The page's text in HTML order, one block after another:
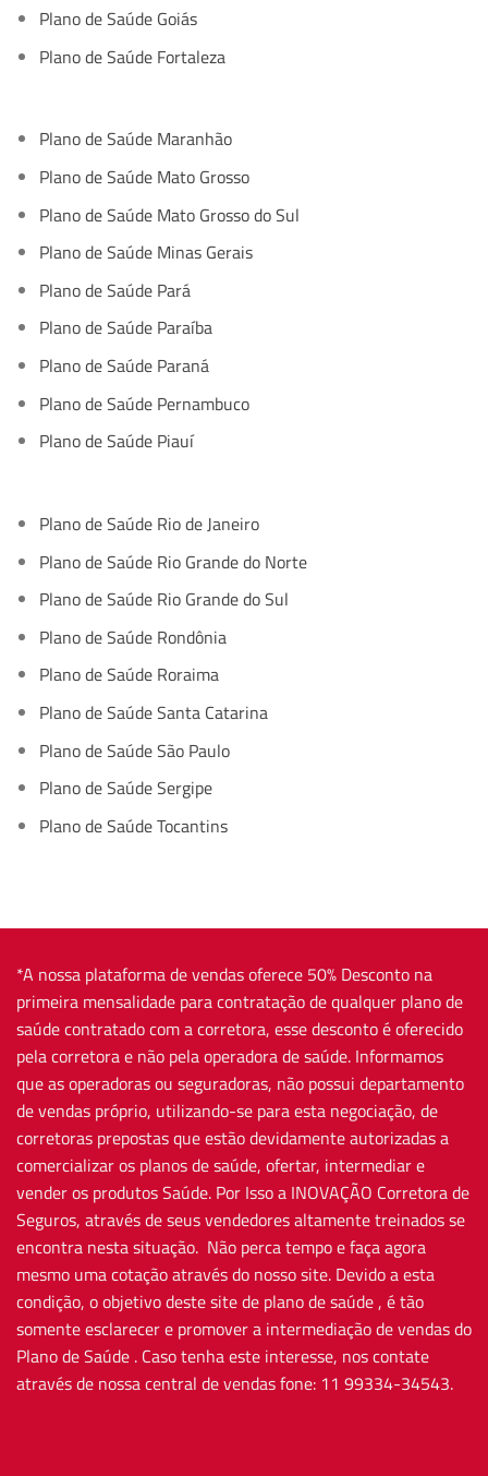
Plano de Saúde Goiás
Plano de Saúde Fortaleza
Plano de Saúde Maranhão
Plano de Saúde Mato Grosso
Plano de Saúde Mato Grosso do Sul
Plano de Saúde Minas Gerais
Plano de Saúde Pará
Plano de Saúde Paraíba
Plano de Saúde Paraná
Plano de Saúde Pernambuco
Plano de Saúde Piauí
Plano de Saúde Rio de Janeiro
Plano de Saúde Rio Grande do Norte
Plano de Saúde Rio Grande do Sul
Plano de Saúde Rondônia
Plano de Saúde Roraima
Plano de Saúde Santa Catarina
Plano de Saúde São Paulo
Plano de Saúde Sergipe
Plano de Saúde Tocantins
*A nossa plataforma de vendas oferece 50% Desconto na
primeira mensalidade para contratação de qualquer plano de
saúde contratado com a corretora, esse desconto é oferecido
pela corretora e não pela operadora de saúde. Informamos
que as operadoras ou seguradoras, não possui departamento
de vendas próprio, utilizando-se para esta negociação, de
corretoras prepostas que estão devidamente autorizadas a
comercializar os planos de saúde, ofertar, intermediar e
vender os produtos Saúde. Por Isso a INOVAÇÃO Corretora de
Seguros, através de seus vendedores altamente treinados se
encontra nesta situação. Não perca tempo e faça agora
mesmo uma cotação através do nosso site. Devido a esta
condição, o objetivo deste site de plano de saúde , é tão
somente esclarecer e promover a intermediação de vendas do
Plano de Saúde . Caso tenha este interesse, nos contate
através de nossa central de vendas fone: 11 99334-34543.